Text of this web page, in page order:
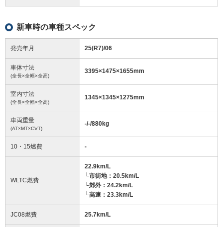
新車時の車種スペック
発売年月 25(R7)/06
車体寸法
(全長×全幅×全高)
3395×1475×1655mm
室内寸法
(全長×全幅×全高)
1345×1345×1275mm
車両重量
(AT×MT×CVT)
-/-/880kg
10・15燃費 -
WLTC燃費
22.9km/L
└市街地：20.5km/L
└郊外：24.2km/L
└高速：23.3km/L
JC08燃費 25.7km/L